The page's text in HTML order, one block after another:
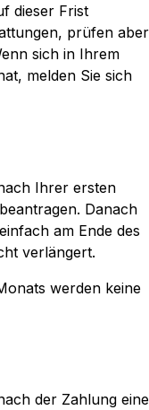
dieser Frist
prüfen aber
sich in Ihrem
melden Sie sich
Ihrer ersten
Danach
am Ende des
verlängert.
werden keine
der Zahlung eine